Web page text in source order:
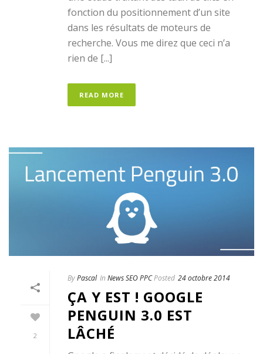
fonction du positionnement d’un site
dans les résultats de moteurs de
recherche. Vous me direz que ceci n’a
rien de [...]
READ MORE
2
ByPascal In News SEO PPCPosted 24 octobre 2014
ÇA Y EST ! GOOGLE
PENGUIN 3.0 EST
LÂCHÉ